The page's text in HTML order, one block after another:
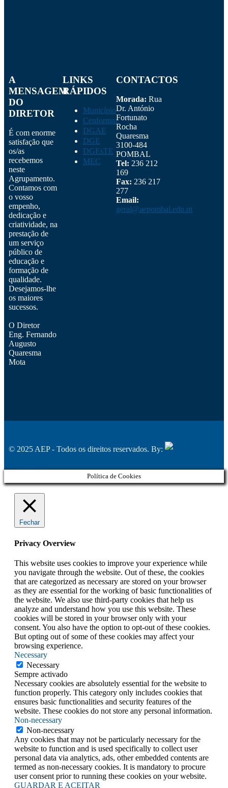
A
MENSAGEM
DO
DIRETOR
É com enorme
satisfação que
os/as
recebemos
neste
Agrupamento.
Contamos com
o vosso
empenho,
dedicação e
criatividade, na
prestação de
um serviço
público de
educação e
formação de
qualidade.
Desejamos-lhe
os maiores
sucessos.
O Diretor
Eng. Fernando
Augusto
Quaresma
Mota
LINKS
RÁPIDOS
Município
Cenformaz
DGAE
DGE
DGEsTE
MEC
CONTACTOS
Morada: Rua
Dr. António
Fortunato
Rocha
Quaresma
3100-484
POMBAL
Tel: 236 212
169
Fax: 236 217
277
Email:
geral@aepombal.edu.pt
© 2025 AEP - Todos os direitos reservados. By:
Política de Cookies
Fechar
Privacy Overview
This website uses cookies to improve your experience while
you navigate through the website. Out of these, the cookies
that are categorized as necessary are stored on your browser
as they are essential for the working of basic functionalities of
the website. We also use third-party cookies that help us
analyze and understand how you use this website. These
cookies will be stored in your browser only with your
consent. You also have the option to opt-out of these cookies.
But opting out of some of these cookies may affect your
browsing experience.
Necessary
Necessary
Sempre activado
Necessary cookies are absolutely essential for the website to
function properly. This category only includes cookies that
ensures basic functionalities and security features of the
website. These cookies do not store any personal information.
Non-necessary
Non-necessary
Any cookies that may not be particularly necessary for the
website to function and is used specifically to collect user
personal data via analytics, ads, other embedded contents are
termed as non-necessary cookies. It is mandatory to procure
user consent prior to running these cookies on your website.
GUARDAR E ACEITAR